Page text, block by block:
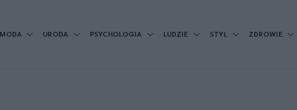
MODA URODA PSYCHOLOGIA LUDZIE STYL ZDROWIE